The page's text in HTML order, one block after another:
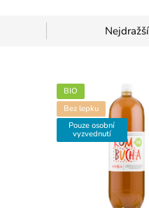
Nejdražší
BIO
Bez lepku
Pouze osobní
vyzvednutí